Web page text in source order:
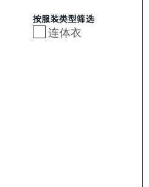
按服装类型筛选
连体衣